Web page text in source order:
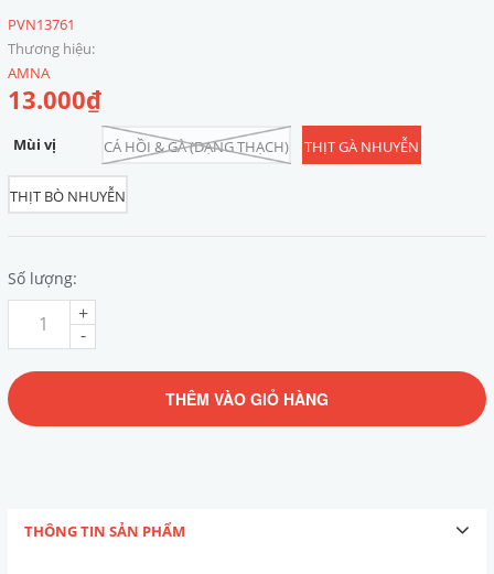
PVN13761
Thương hiệu:
AMNA
13.000₫
Mùi vị CÁ HỒI & GÀ (DẠNG THẠCH) THỊT GÀ NHUYỄN
THỊT BÒ NHUYỄN
Số lượng:
-
+
THÊM VÀO GIỎ HÀNG
THÔNG TIN SẢN PHẨM